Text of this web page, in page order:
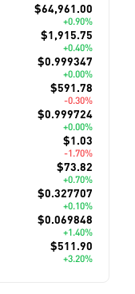
$64,961.00
+0.90%
$1,915.75
+0.40%
$0.999347
+0.00%
$591.78
-0.30%
$0.999724
+0.00%
$1.03
-1.70%
$73.82
+0.70%
$0.327707
+0.10%
$0.069848
+1.40%
$511.90
+3.20%